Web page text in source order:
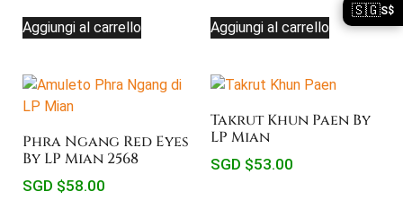
Aggiungi al carrello Aggiungi al carrello
Phra Ngang Red Eyes
By LP Mian 2568
SGD $58.00
Takrut Khun Paen By
LP Mian
SGD $53.00
🇸🇬S$